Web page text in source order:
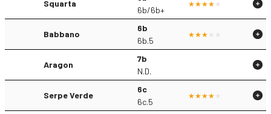
Squarta
6b/6b+
Babbano
6b
6b.5
Aragon
7b
N.D.
Serpe Verde
6c
6c.5